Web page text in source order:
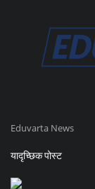
Eduvarta News
यादृच्छिक पोस्ट